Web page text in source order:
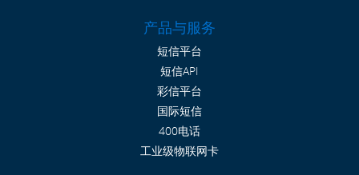
产品与服务
短信平台
短信API
彩信平台
国际短信
400电话
工业级物联网卡